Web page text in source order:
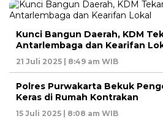
Kunci Bangun Daerah, KDM
Antarlembaga dan Kearifan
21 Juli 2025 | 8:49 am WIB
Polres Purwakarta Bekuk
Keras di Rumah Kontrakan
15 Juli 2025 | 8:08 am WIB